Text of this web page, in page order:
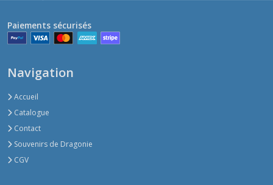
Paiements sécurisés
Navigation
Accueil
Catalogue
Contact
Souvenirs de Dragonie
CGV